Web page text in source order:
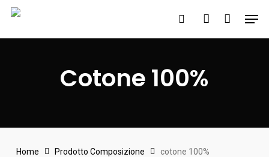
Skip
search account
Cotone 100%
Home Prodotto Composizione cotone 100%
Close